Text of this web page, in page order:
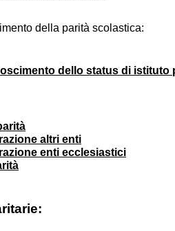
della parità scolastica:
dello status di istituto
altri enti
enti ecclesiastici